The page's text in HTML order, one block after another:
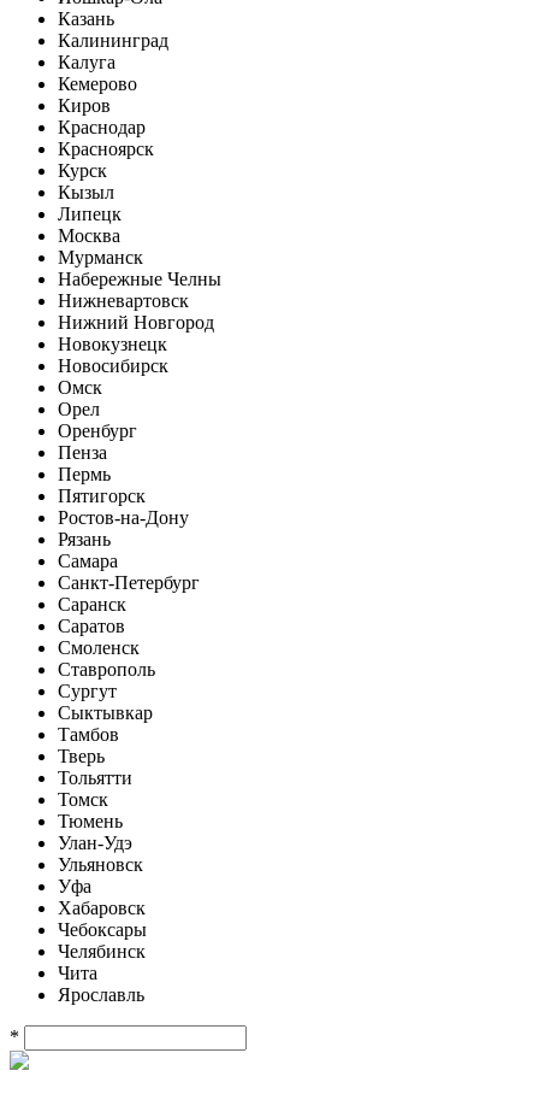
Казань
Калининград
Калуга
Кемерово
Киров
Краснодар
Красноярск
Курск
Кызыл
Липецк
Москва
Мурманск
Набережные Челны
Нижневартовск
Нижний Новгород
Новокузнецк
Новосибирск
Омск
Орел
Оренбург
Пенза
Пермь
Пятигорск
Ростов-на-Дону
Рязань
Самара
Санкт-Петербург
Саранск
Саратов
Смоленск
Ставрополь
Сургут
Сыктывкар
Тамбов
Тверь
Тольятти
Томск
Тюмень
Улан-Удэ
Ульяновск
Уфа
Хабаровск
Чебоксары
Челябинск
Чита
Ярославль
*